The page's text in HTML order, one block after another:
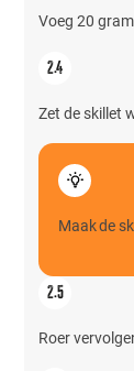
Voeg 20
Zet de skillet
Maak de
Roer